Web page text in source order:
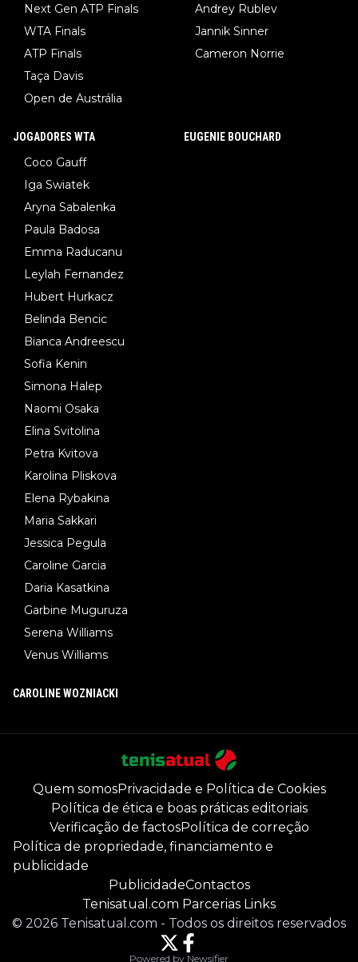
Next Gen ATP Finals
WTA Finals
ATP Finals
Taça Davis
Open de Austrália
Andrey Rublev
Jannik Sinner
Cameron Norrie
JOGADORES WTA
Coco Gauff
Iga Swiatek
Aryna Sabalenka
Paula Badosa
Emma Raducanu
Leylah Fernandez
Hubert Hurkacz
Belinda Bencic
Bianca Andreescu
Sofia Kenin
Simona Halep
Naomi Osaka
Elina Svitolina
Petra Kvitova
Karolina Pliskova
Elena Rybakina
Maria Sakkari
Jessica Pegula
Caroline Garcia
Daria Kasatkina
Garbine Muguruza
Serena Williams
Venus Williams
EUGENIE BOUCHARD
CAROLINE WOZNIACKI
Quem somosPrivacidade e Política de Cookies
Política de ética e boas práticas editoriais
Verificação de factosPolítica de correção
Política de propriedade, financiamento e
publicidade
PublicidadeContactos
Tenisatual.com Parcerias Links
© 2026 Tenisatual.com - Todos os direitos reservados
Powered by Newsifier